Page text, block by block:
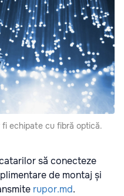
echipate cu fibră optică.
să conecteze
de montaj și
rupor.md.